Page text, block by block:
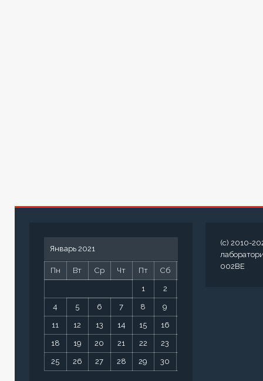
Январь 2021
Пн Вт Ср Чт Пт Сб
1 2
4 5 6 7 8 9
11 12 13 14 15 16
18 19 20 21 22 23
25 26 27 28 29 30
(c) 2010-
002BE